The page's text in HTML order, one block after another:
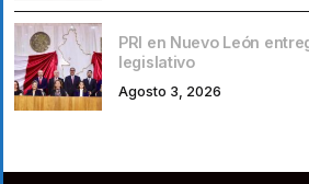
PRI en Nuevo León
legislativo
Agosto 3, 2026